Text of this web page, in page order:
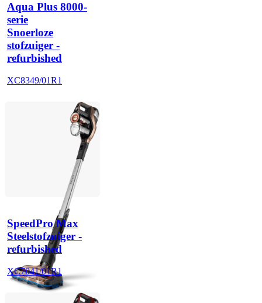
Aqua Plus 8000-
serie
Snoerloze
stofzuiger -
refurbished
XC8349/01R1
SpeedPro Max
Steelstofzuiger -
refurbished
XC7041/01R1